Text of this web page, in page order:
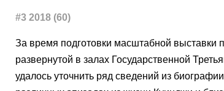
#3 2018 (60)
За время подготовки масштабной
развернутой в залах Государственной
удалось уточнить ряд сведений из